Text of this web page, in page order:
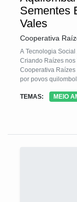
Sementes
Vales
Cooperativa
A Tecnologia
Criando Raízes nos
Cooperativa Raízes
por povos
território. A
Desenvolvida de
TEMAS: MEIO